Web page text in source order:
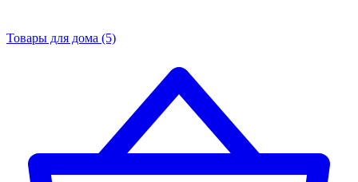
Товары для дома (5)